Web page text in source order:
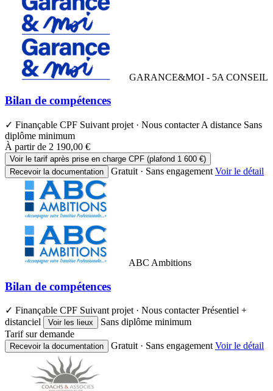
GARANCE&MOI - 5A CONSEIL
Bilan de compétences
✓ Finançable CPF Suivant projet · Nous contacterA distance Sans
diplôme minimum
À partir de 2 190,00 €
Voir le tarif après prise en charge CPF (plafond 1 600 €)
Recevoir la documentation
Gratuit · Sans engagement Voir le détail
ABC Ambitions
Bilan de compétences
✓ Finançable CPF Suivant projet · Nous contacterPrésentiel +
distanciel
Voir les lieux
Sans diplôme minimum
Tarif sur demande
Recevoir la documentation Gratuit · Sans engagement Voir le détail